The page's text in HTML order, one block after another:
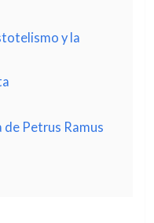
y la
de Petrus Ramus